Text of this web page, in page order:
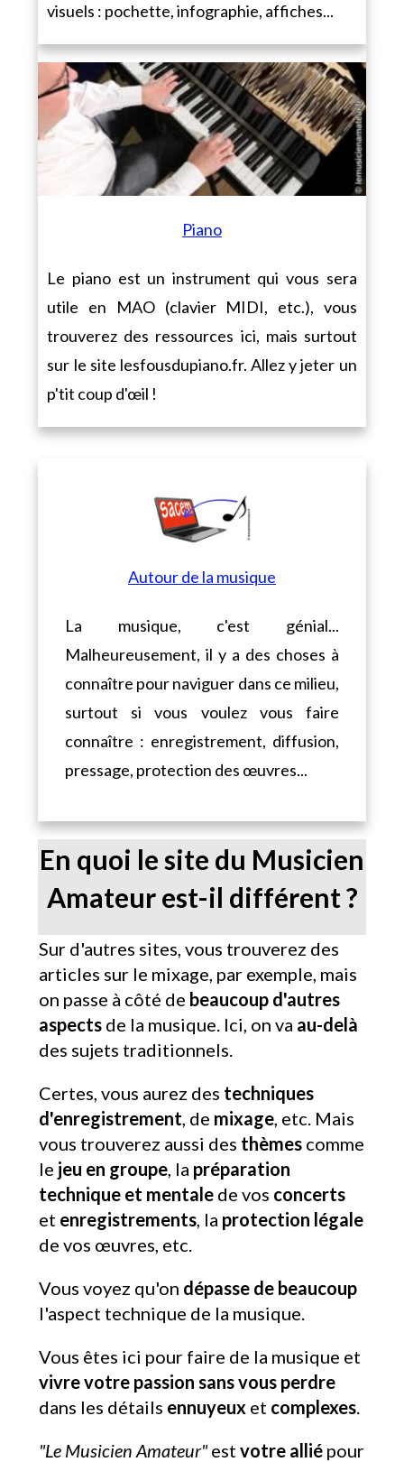
visuels : pochette, infographie, affiches...
Piano
Le piano est un instrument qui vous sera
utile en MAO (clavier MIDI, etc.), vous
trouverez des ressources ici, mais surtout
sur le site lesfousdupiano.fr. Allez y jeter un
p'tit coup d'œil !
Autour de la musique
La musique, c'est génial...
Malheureusement, il y a des choses à
connaître pour naviguer dans ce milieu,
surtout si vous voulez vous faire
connaître : enregistrement, diffusion,
pressage, protection des œuvres...
En quoi le site du Musicien
Amateur est-il différent ?
Sur d'autres sites, vous trouverez des
articles sur le mixage, par exemple, mais
on passe à côté de beaucoup d'autres
aspects de la musique. Ici, on va au-delà
des sujets traditionnels.
Certes, vous aurez des techniques
d'enregistrement , de mixage , etc. Mais
vous trouverez aussi des thèmes comme
le jeu en groupe , la préparation
technique et mentale de vos concerts
et enregistrements , la protection légale
de vos œuvres, etc.
Vous voyez qu'on dépasse de beaucoup
l'aspect technique de la musique.
Vous êtes ici pour faire de la musique et
vivre votre passion sans vous perdre
dans les détails ennuyeux et complexes
"Le Musicien Amateur" estvotre allié pour